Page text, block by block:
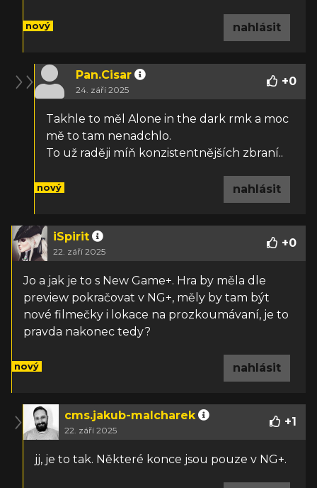
nový nahlásit
Pan.Cisar
24. září 2025
+0
Takhle to měl Alone in the dark rmk a moc
mě to tam nenadchlo.
To už raději míň konzistentnějších zbraní..
nový nahlásit
iSpirit
22. září 2025
+0
Jo a jak je to s New Game+. Hra by měla dle
preview pokračovat v NG+, měly by tam být
nové filmečky i lokace na prozkoumávaní, je to
pravda nakonec tedy?
nový nahlásit
cms.jakub-malcharek
22. září 2025
+1
jj, je to tak. Některé konce jsou pouze v NG+.